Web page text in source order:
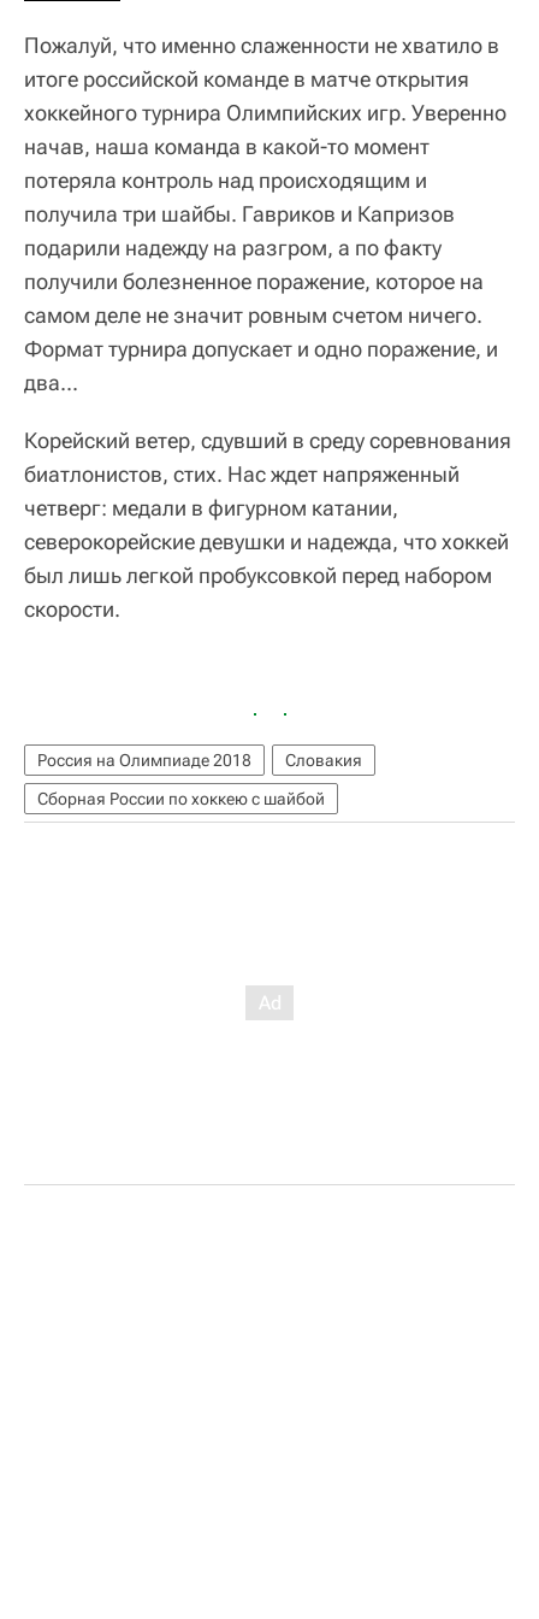
Пожалуй, что именно слаженности не хватило в
итоге российской команде в матче открытия
хоккейного турнира Олимпийских игр. Уверенно
начав, наша команда в какой-то момент
потеряла контроль над происходящим и
получила три шайбы. Гавриков и Капризов
подарили надежду на разгром, а по факту
получили болезненное поражение, которое на
самом деле не значит ровным счетом ничего.
Формат турнира допускает и одно поражение, и
два...
Корейский ветер, сдувший в среду соревнования
биатлонистов, стих. Нас ждет напряженный
четверг: медали в фигурном катании,
северокорейские девушки и надежда, что хоккей
был лишь легкой пробуксовкой перед набором
скорости.
Россия на Олимпиаде 2018
Словакия
Сборная России по хоккею с шайбой